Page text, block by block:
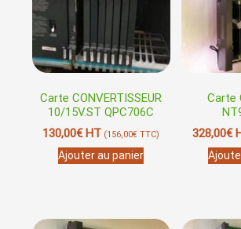
Carte CONVERTISSEUR
10/15V.ST QPC706C
130,00€HT (156,00€ TTC)
Ajouter au panier
Carte
328,00€